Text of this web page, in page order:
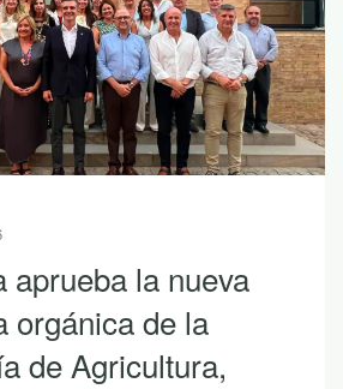
de verano para
la riqueza de
con LEADER